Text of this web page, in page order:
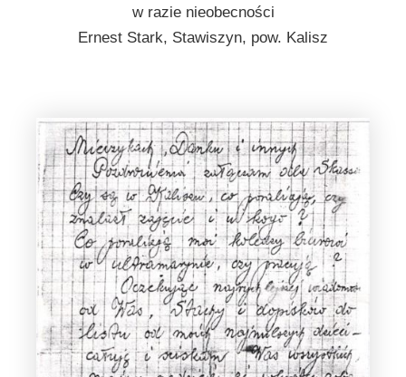
w razie nieobecności
Ernest Stark, Stawiszyn, pow. Kalisz